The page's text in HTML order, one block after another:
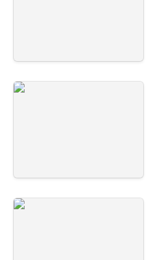
五十里-写真-21
五十里-写真-25